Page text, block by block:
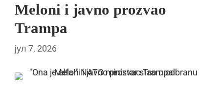
Meloni i javno prozvao
Trampa
јул 7, 2026